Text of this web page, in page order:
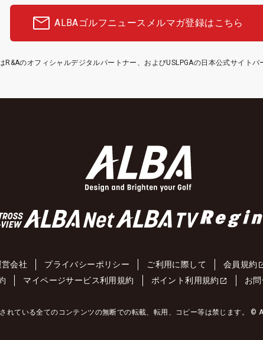
ALBAゴルフニュース メルマガ登録はこちら
R&Aのオフィシャルデジタルパートナー、およびUSLPGAの日本公式サイトパ
営会社 プライバシーポリシー ご利用に際して 会員規約
マイページサービス利用規約 ポイント利用規約 お
れている全てのコンテンツの無断での転載、転用、コピー等は禁じます。 ©